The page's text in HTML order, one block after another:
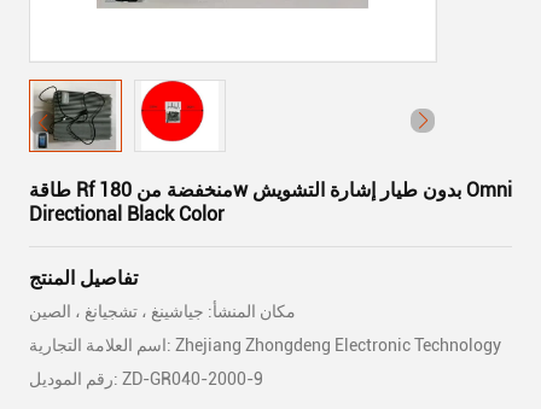
طاقة Rf منخفضة من 180w بدون طيار إشارة التشويش Omni
Directional Black Color
تفاصيل المنتج
مكان المنشأ: جياشينغ ، تشجيانغ ، الصين
اسم العلامة التجارية: Zhejiang Zhongdeng Electronic Technology
رقم الموديل: ZD-GR040-2000-9